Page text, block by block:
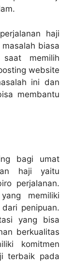
haji
biasa
memilih
website
ini dan
membantu
bagi umat
haji yaitu
perjalanan.
memiliki
penipuan.
yang bisa
berkualitas
komitmen
terbaik pada